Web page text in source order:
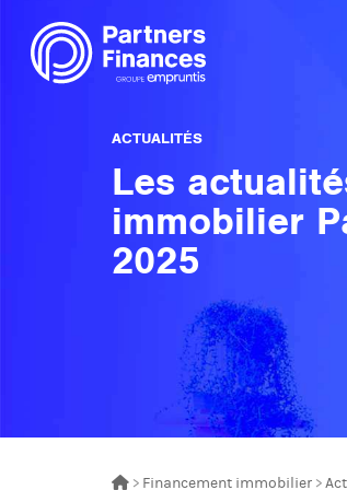
ACTUALITÉS
Les
immobilier
2025
> Financement immobilier >